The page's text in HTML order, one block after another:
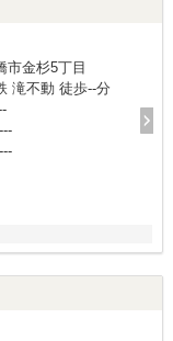
市金杉5丁目
滝不動 徒歩--分
---
---